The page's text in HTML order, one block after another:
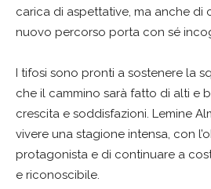
carica di aspettative, ma anche di
nuovo percorso porta con sé
I tifosi sono pronti a sostenere la
che il cammino sarà fatto di alti e
crescita e soddisfazioni. Lemine
vivere una stagione intensa, con
protagonista e di continuare a
e riconoscibile.